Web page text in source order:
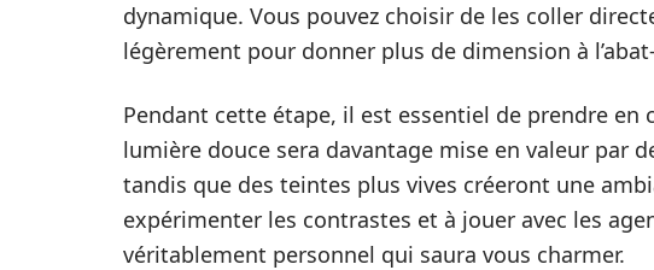
dynamique. Vous pouvez choisir de les coller
légèrement pour donner plus de dimension à
Pendant cette étape, il est essentiel de prendre en
lumière douce sera davantage mise en valeur par
tandis que des teintes plus vives créeront une
expérimenter les contrastes et à jouer avec les
véritablement personnel qui saura vous charmer.